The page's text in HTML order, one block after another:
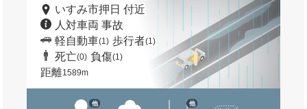
いすみ市押日 付近
人対車両 事故
軽自動車(1) 歩行者(1)
死亡(0) 負傷(1)
距離1589m
他 他